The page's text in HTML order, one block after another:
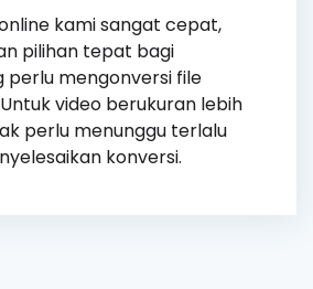
kami sangat cepat,
pilihan tepat bagi
perlu mengonversi file
video berukuran lebih
perlu menunggu terlalu
konversi.